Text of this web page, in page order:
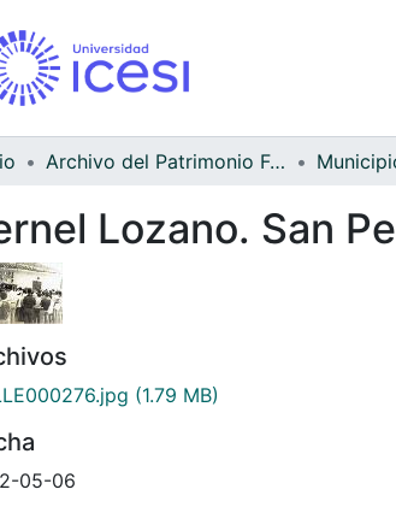
Archivo del Patrimonio Fotográfico y Fílmico del Valle del Cauca
Lozano. San
(1.79 MB)
05-06